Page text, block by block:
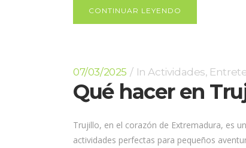
CONTINUAR LEYENDO
07/03/2025 InActividades,
Qué hacer en
Trujillo, en el corazón de Extremadura, es
actividades perfectas para pequeños